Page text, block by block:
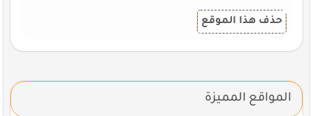
حذف هذا الموقع
المواقع المميزة